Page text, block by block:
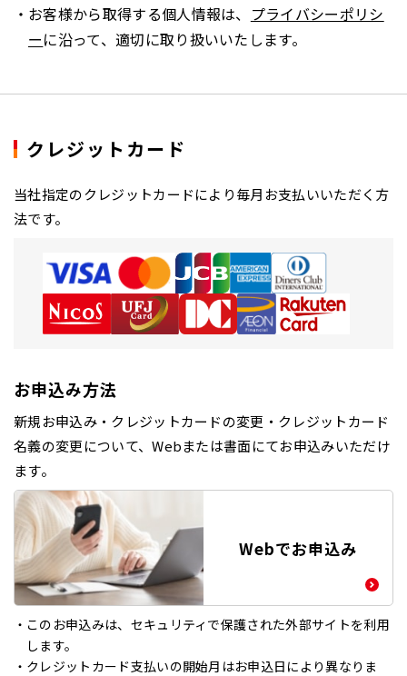
お客様から取得する個人情報は、 プライバシーポリシ
ーに沿って、適切に取り扱いいたします。
クレジットカード
当社指定のクレジットカードにより毎月お支払いいただく方
法です。
お申込み方法
新規お申込み・クレジットカードの変更・クレジットカード
名義の変更について、Webまたは書面にてお申込みいただけ
ます。
Webでお申込み
このお申込みは、セキュリティで保護された外部サイトを利用
します。
クレジットカード支払いの開始月はお申込日により異なりま